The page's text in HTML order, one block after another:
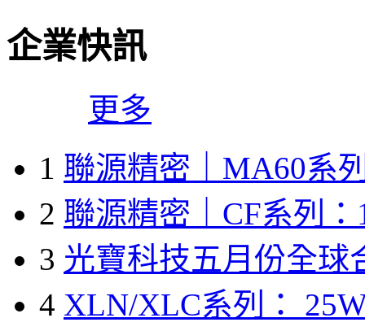
企業快訊
更多
1 聯源精密｜MA60系
2 聯源精密｜CF系列：
3 光寶科技五月份全球
4 XLN/XLC系列：